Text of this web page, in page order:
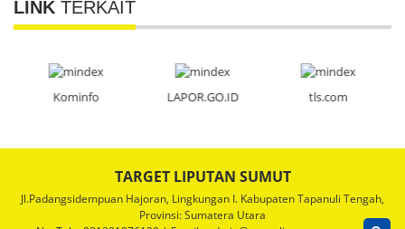
LINK TERKAIT
Kominfo LAPOR.GO.ID tls.com
TARGET LIPUTAN SUMUT
Jl.Padangsidempuan Hajoran, Lingkungan I. Kabupaten Tapanuli Tengah,
Provinsi: Sumatera Utara